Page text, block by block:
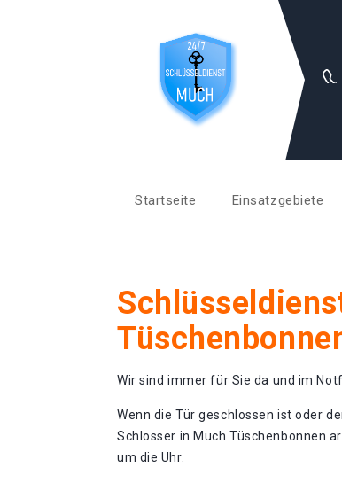
Startseite Einsatzgebiete
Wir sind immer für Sie da und im
Wenn die Tür geschlossen ist oder
Schlosser in Much Tüschenbonnen
um die Uhr.